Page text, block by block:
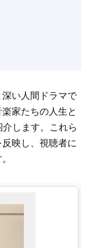
い人間ドラマで
家たちの人生と
します。これら
映し、視聴者に